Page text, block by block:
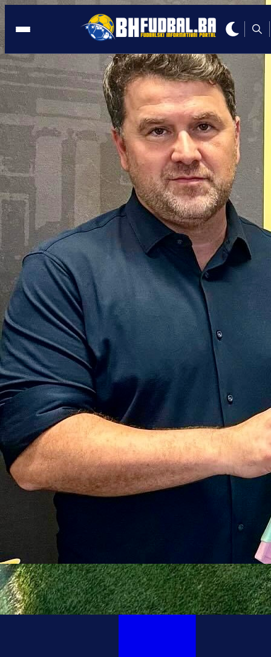
TRANSFER VIJESTI
16:55, 03.06.2020
Nekadašnji mladi reprezentativac BiH
pravi odličan transfer!
Autor:
BHFudbal.ba
16:55, 03.06.2020